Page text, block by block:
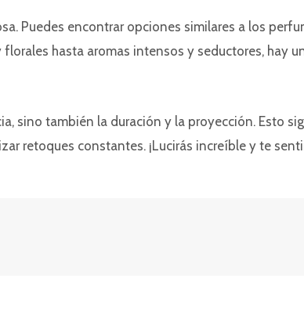
Puedes encontrar opciones similares a los
florales hasta aromas intensos y seductores, hay
sino también la duración y la proyección. Esto
retoques constantes. ¡Lucirás increíble y te